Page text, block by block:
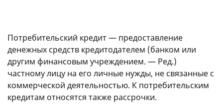
Потребительский кредит — предоставление
денежных средств кредитодателем (банком или
другим финансовым учреждением. — Ред.)
частному лицу на его личные нужды, не связанные с
коммерческой деятельностью. К потребительским
кредитам относятся также рассрочки.